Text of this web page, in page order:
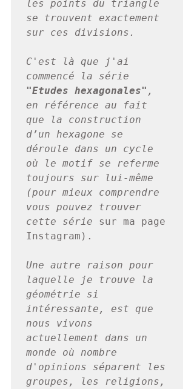
les points du triangle
se trouvent exactement
sur ces divisions.
C'est là que j'ai
"Etudes hexagonales" ,
en référence au fait
que la construction
d’un hexagone se
déroule dans un cycle
où le motif se referme
toujours sur lui-même
(pour mieux comprendre
vous pouvez trouver
cette série sur ma page
Instagram).
Une autre raison pour
laquelle je trouve la
géométrie si
intéressante, est que
nous vivons
actuellement dans un
monde où nombre
d'opinions séparent les
groupes, les religions,